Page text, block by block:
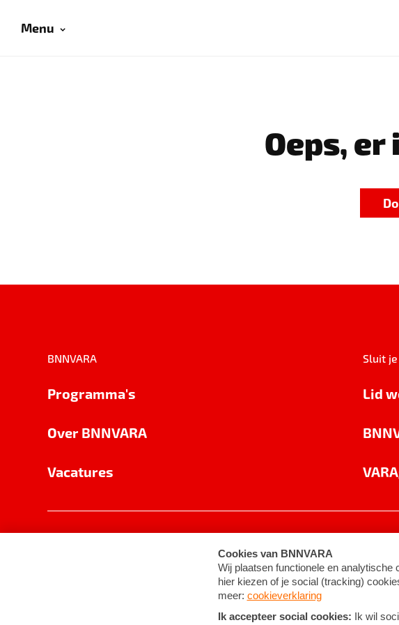
Menu
Oeps, er
BNNVARA
Programma's
Over BNNVARA
Vacatures
Sluit
Lid
Cookie-instellingen Algemene voorwaarden